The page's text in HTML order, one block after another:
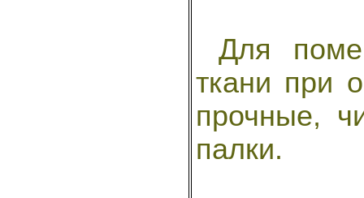
Для
ткани при
прочные,
палки.